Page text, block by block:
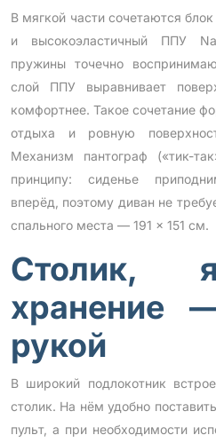
В мягкой части сочетаются
и высокоэластичный ППУ
пружины точечно
слой ППУ выравнивает
комфортнее. Такое сочетание
отдыха и ровную
Механизм пантограф («тик-
принципу: сиденье
вперёд, поэтому диван не
спального места — 191 × 151 см.
Столик,
хранение
рукой
В широкий подлокотник
столик. На нём удобно
пульт, а при необходимости